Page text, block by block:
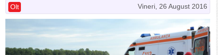
Vineri, 26 August 2016
Olt